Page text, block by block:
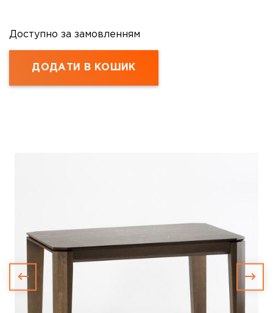
Доступно за замовленням
ДОДАТИ В КОШИК